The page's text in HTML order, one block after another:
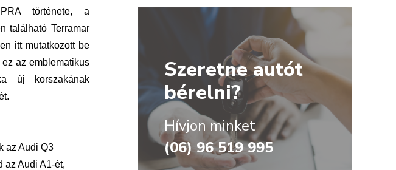
története, a
található Terramar
itt mutatkozott be
az emblematikus
új korszakának
az Audi Q3
az Audi A1-ét,
Szeretne autót
bérelni?
Hívjon minket
(06) 96 519 995